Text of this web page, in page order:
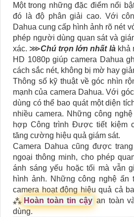
Một trong những đặc điểm nổi
đó là độ phân giải cao. Với
Dahua cung cấp hình ảnh rõ nét
phép người dùng quan sát và
xác. ⋙Chú trọn lớn nhất là khả
HD 1080p giúp camera Dahua
cách sắc nét, không bị mờ hay
Thông số kỹ thuật về góc nhìn
mạnh của camera Dahua. Với
dùng có thể bao quát một diện
nhiều camera. Những công
hợp Công trình Được tiết kiệm
tăng cường hiệu quả giám sát.
Camera Dahua cũng được
ngoại thông minh, cho phép
ánh sáng yếu hoặc tối mà vẫn
hình ảnh. Những công nghệ
camera hoạt động hiệu quả cả
⁂ Hoàn toàn tin cậy an toàn
dùng.